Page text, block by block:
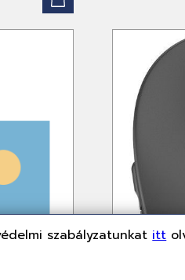
szabályzatunkatitt